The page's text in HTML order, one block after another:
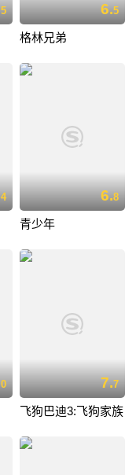
5 6.5
格林兄弟
4 6.8
青少年
0 7.7
飞狗巴迪3:飞狗家族